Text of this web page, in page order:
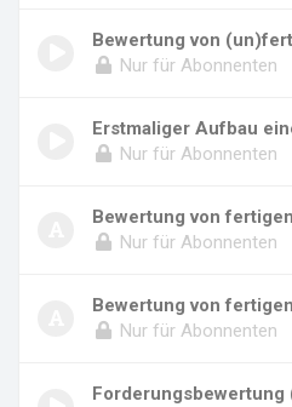
Bewertung von
Nur für Abonnenten
Erstmaliger Aufbau
Nur für Abonnenten
Nur für Abonnenten
Nur für Abonnenten
Forderungsbewertung